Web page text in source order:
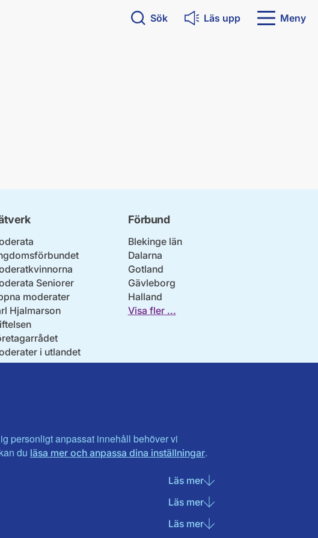
personligt anpassat innehåll behöver vi
du läsa mer och anpassa dina inställningar.
Läs merom Nödvändiga cookies
Läs merom Statistik cookies
Läs merom Marknadsföring
Sök Läs upp Meny
Seniorer
moderater
Hjalmarson
i utlandet
Förbund
Blekinge län
Dalarna
Gotland
Gävleborg
Halland
Visa fler ...